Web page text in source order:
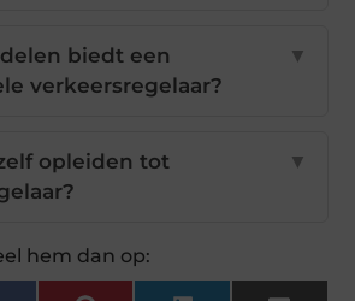
biedt een
verkeersregelaar?
▼
opleiden tot
▼
hem dan op: